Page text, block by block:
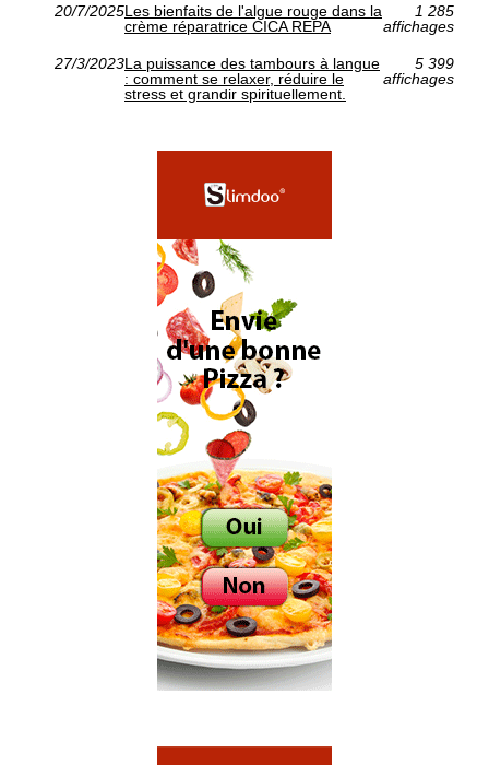
20/7/2025Les bienfaits de l'algue rouge dans la
crème réparatrice CICA REPA
1 285
affichages
27/3/2023La puissance des tambours à langue
: comment se relaxer, réduire le
stress et grandir spirituellement.
5 399
affichages